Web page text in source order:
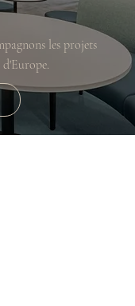
les projets